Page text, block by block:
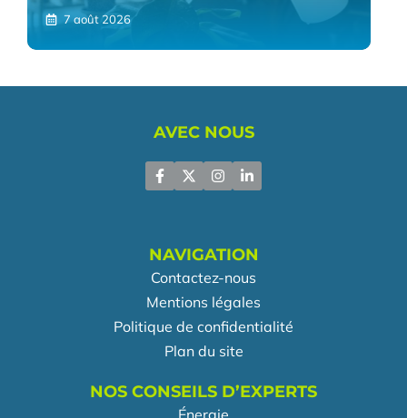
7 août 2026
NOS CONSEILS D’EXPERTS
NAVIGATION
Contactez-nous
Mentions légales
Politique de confidentialité
Plan du site
AVEC NOUS